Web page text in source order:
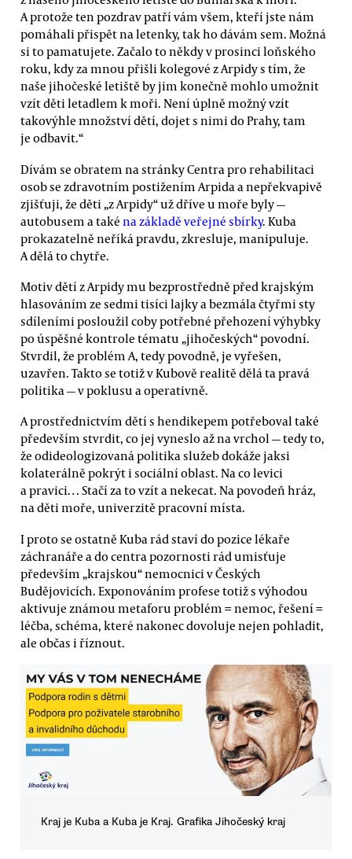
A protože ten pozdrav patří vám všem, kteří jste nám
pomáhali přispět na letenky, tak ho dávám sem. Možná
si to pamatujete. Začalo to někdy v prosinci loňského
roku, kdy za mnou přišli kolegové z Arpidy s tím, že
naše jihočeské letiště by jim konečně mohlo umožnit
vzít děti letadlem k moři. Není úplně možný vzít
takovýhle množství dětí, dojet s nimi do Prahy, tam
je odbavit.“
Dívám se obratem na stránky Centra pro rehabilitaci
osob se zdravotním postižením Arpida a nepřekvapivě
zjišťuji, že děti „z Arpidy“ už dříve u moře byly —
autobusem a také na základě veřejné sbírky. Kuba
prokazatelně neříká pravdu, zkresluje, manipuluje.
A dělá to chytře.
Motiv dětí z Arpidy mu bezprostředně před krajským
hlasováním ze sedmi tisíci lajky a bezmála čtyřmi sty
sdíleními posloužil coby potřebné přehození výhybky
po úspěšné kontrole tématu „jihočeských“ povodní.
Stvrdil, že problém A, tedy povodně, je vyřešen,
uzavřen. Takto se totiž v Kubově realitě dělá ta pravá
politika — v poklusu a operativně.
A prostřednictvím dětí s hendikepem potřeboval také
především stvrdit, co jej vyneslo až na vrchol — tedy to,
že odideologizovaná politika služeb dokáže jaksi
kolaterálně pokrýt i sociální oblast. Na co levici
a pravici… Stačí za to vzít a nekecat. Na povodeň hráz,
na děti moře, univerzitě pracovní místa.
I proto se ostatně Kuba rád staví do pozice lékaře
záchranáře a do centra pozornosti rád umisťuje
především „krajskou“ nemocnici v Českých
Budějovicích. Exponováním profese totiž s výhodou
aktivuje známou metaforu problém = nemoc, řešení =
léčba, schéma, které nakonec dovoluje nejen pohladit,
ale občas i říznout.
Kraj je Kuba a Kuba je Kraj. Grafika Jihočeský kraj